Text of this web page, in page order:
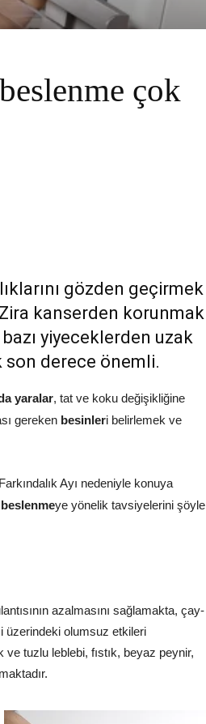
çok
gözden geçirmek
kanserden korunmak
yiyeceklerden uzak
son derece önemli.
yaralar, tat ve koku değişikliğine
gereken besinleri belirlemek ve
Farkındalık Ayı nedeniyle konuya
beslenmeye yönelik tavsiyelerini şöyle
azalmasını sağlamakta, çay-
üzerindeki olumsuz etkileri
tuzlu leblebi, fıstık, beyaz peynir,